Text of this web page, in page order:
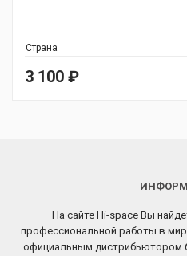
Страна
3 100 ₽
На сайте Hi-space Вы
профессиональной работы в
официальным дистрибьютором